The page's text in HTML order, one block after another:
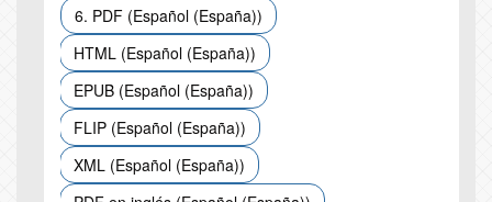
6. PDF (Español (España))
HTML (Español (España))
EPUB (Español (España))
FLIP (Español (España))
XML (Español (España))